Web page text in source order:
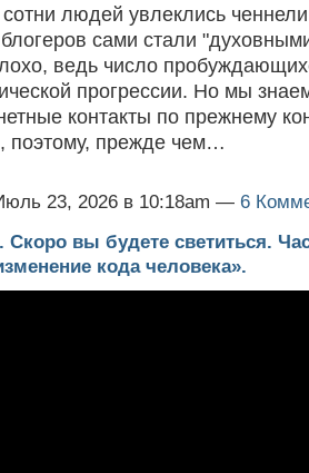
людей увлеклись
сами стали
ведь число
прогрессии. Но мы
контакты по прежнему
поэтому, прежде чем…
23, 2026 в 10:18am — 6
вы будете светиться.
кода человека».